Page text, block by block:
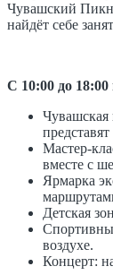
Чувашский
найдёт себе
С 10:00 до 18:00
Чувашская
Мастер-
вместе с
Ярмарка
Детская
воздухе.
Концерт: